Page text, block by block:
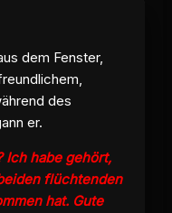
dem Fenster,
des
er.
Ich habe gehört,
flüchtenden
hat. Gute